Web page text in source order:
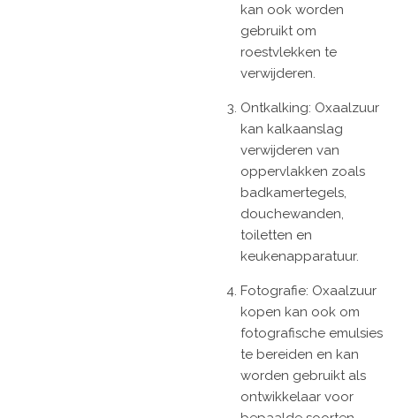
kan ook worden
gebruikt om
roestvlekken te
verwijderen.
Ontkalking: Oxaalzuur
kan kalkaanslag
verwijderen van
oppervlakken zoals
badkamertegels,
douchewanden,
toiletten en
keukenapparatuur.
Fotografie: Oxaalzuur
kopen kan ook om
fotografische emulsies
te bereiden en kan
worden gebruikt als
ontwikkelaar voor